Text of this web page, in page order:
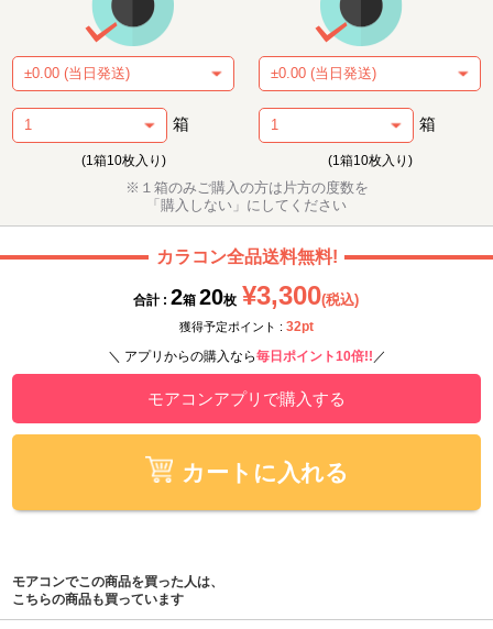
箱
(1箱10枚入り)
箱
(1箱10枚入り)
※１箱のみご購入の方は片方の度数を
「購入しない」にしてください
カラコン全品送料無料!
合計 : 2箱 20枚 ¥3,300(税込)
獲得予定ポイント : 32pt
＼ アプリからの購入なら毎日ポイント10倍!! ／
モアコンアプリで購入する
カートに入れる
モアコンでこの商品を買った人は、
こちらの商品も買っています